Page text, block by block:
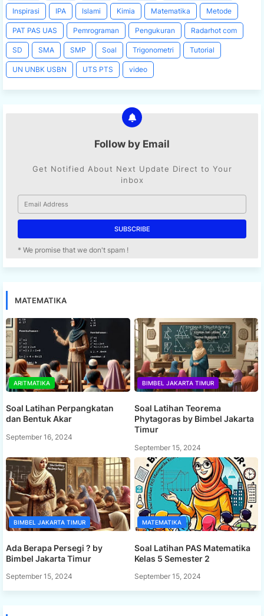
Inspirasi IPA Islami Kimia Matematika Metode
PAT PAS UAS Pemrograman Pengukuran Radarhot com
SD SMA SMP Soal Trigonometri Tutorial
UN UNBK USBN UTS PTS video
Follow by Email
Get Notified About Next Update Direct to Your
inbox
* We promise that we don't spam !
MATEMATIKA
ARITMATIKA
Soal Latihan Perpangkatan
dan Bentuk Akar
September 16, 2024
BIMBEL JAKARTA TIMUR
Soal Latihan Teorema
Phytagoras by Bimbel Jakarta
Timur
September 15, 2024
BIMBEL JAKARTA TIMUR
Ada Berapa Persegi ? by
Bimbel Jakarta Timur
September 15, 2024
MATEMATIKA
Soal Latihan PAS Matematika
Kelas 5 Semester 2
September 15, 2024